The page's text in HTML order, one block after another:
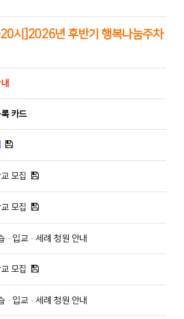
시]2026년 후반기 행복나눔주차
카드
모집
모집
·입교·세례 청원 안내
모집
·입교·세례 청원 안내